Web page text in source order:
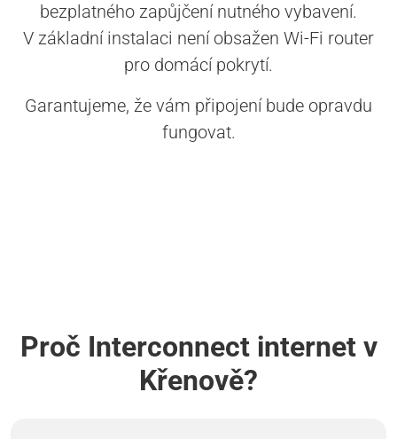
bezplatného zapůjčení nutného vybavení.
V základní instalaci není obsažen Wi-Fi router
pro domácí pokrytí.
Garantujeme, že vám připojení bude opravdu
fungovat.
Proč Interconnect internet v
Křenově?